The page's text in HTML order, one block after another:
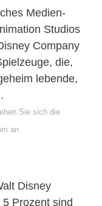
Medien-
Studios
Company
die,
lebende,
Sie sich die
an
Disney
Prozent sind